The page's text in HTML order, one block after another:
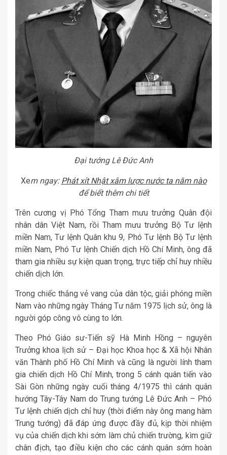
Đại tướng Lê Đức Anh
Xem ngay: Phát xít Nhật xâm lược nước ta năm nào
để biết thêm chi tiết
Trên cương vị Phó Tổng Tham mưu trưởng Quân đội
nhân dân Việt Nam, rồi Tham mưu trưởng Bộ Tư lệnh
miền Nam, Tư lệnh Quân khu 9, Phó Tư lệnh Bộ Tư lệnh
miền Nam, Phó Tư lệnh Chiến dịch Hồ Chí Minh, ông đã
tham gia nhiều sự kiện quan trọng, trực tiếp chỉ huy nhiều
chiến dịch lớn.
Trong chiếc thắng vẻ vang của dân tộc, giải phóng miền
Nam vào những ngày Tháng Tư năm 1975 lịch sử, ông là
người góp công vô cùng to lớn.
Theo Phó Giáo sư-Tiến sỹ Hà Minh Hồng – nguyên
Trưởng khoa lịch sử – Đại học Khoa học & Xã hội Nhân
văn Thành phố Hồ Chí Minh và cũng là người lính tham
gia chiến dịch Hồ Chí Minh, trong 5 cánh quân tiến vào
Sài Gòn những ngày cuối tháng 4/1975 thì cánh quân
hướng Tây-Tây Nam do Trung tướng Lê Đức Anh – Phó
Tư lệnh chiến dịch chỉ huy (thời điểm này ông mang hàm
Trung tướng) đã đáp ứng được đầy đủ, kịp thời nhiệm
vụ của chiến dịch khi sớm làm chủ chiến trường, kìm giữ
chân địch, tạo điều kiện cho các cánh quân sớm hoàn